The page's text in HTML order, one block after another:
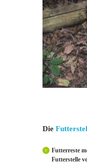
Die
Futterreste
Futterstelle